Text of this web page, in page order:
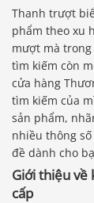
Thanh trượt
phẩm theo xu
mượt mà
tìm kiếm còn
cửa hàng
tìm kiếm của
sản phẩm,
nhiều thông
đề dành cho
Giới thiệu về
cấp